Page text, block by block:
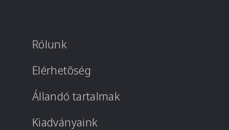
Rólunk
Elérhetőség
Állandó tartalmak
Kiadványaink